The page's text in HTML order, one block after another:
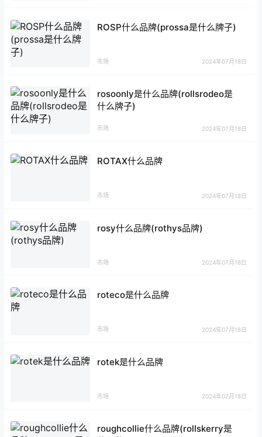
ROSP什么品牌(prossa是什么牌子)
市场 2024年07月18日
rosoonly是什么品牌(rollsrodeo是
什么牌子)
市场 2024年07月18日
ROTAX什么品牌
市场 2024年07月18日
rosy什么品牌(rothys品牌)
市场 2024年07月18日
roteco是什么品牌
市场 2024年07月18日
rotek是什么品牌
市场 2024年07月18日
roughcollie什么品牌(rollskerry是